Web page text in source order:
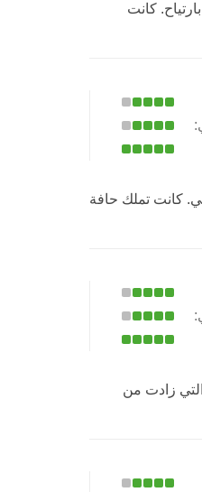
كانت
كانت تملك حافة
زادت من